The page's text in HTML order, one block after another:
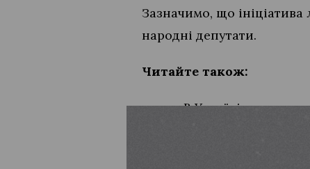
Зазначимо, що
народні депутати.
Читайте також:
В Україні